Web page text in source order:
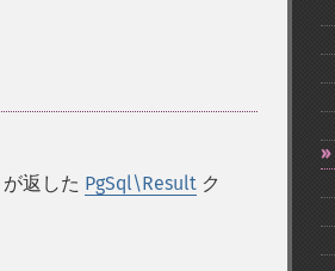
が返した PgSql\Result ク